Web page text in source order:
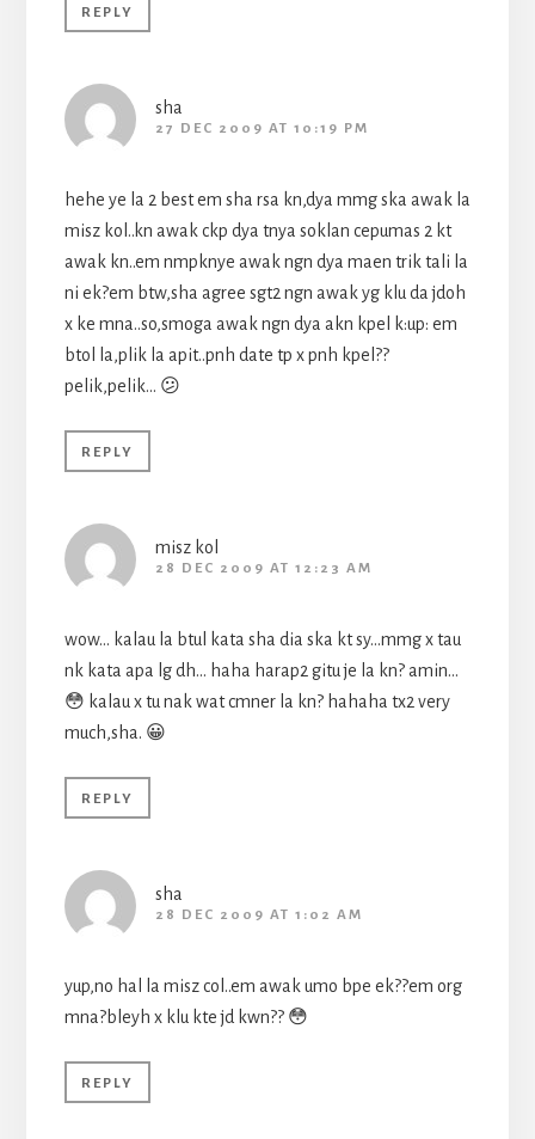
REPLY
sha
27 DEC 2009 AT 10:19 PM
hehe ye la 2 best em sha rsa kn,dya mmg ska awak la
misz kol..kn awak ckp dya tnya soklan cepumas 2 kt
awak kn..em nmpknye awak ngn dya maen trik tali la
ni ek?em btw,sha agree sgt2 ngn awak yg klu da jdoh
x ke mna..so,smoga awak ngn dya akn kpel k:up: em
btol la,plik la apit..pnh date tp x pnh kpel??
pelik,pelik… 😕
REPLY
misz kol
28 DEC 2009 AT 12:23 AM
wow… kalau la btul kata sha dia ska kt sy…mmg x tau
nk kata apa lg dh… haha harap2 gitu je la kn? amin…
😳 kalau x tu nak wat cmner la kn? hahaha tx2 very
much,sha. 😀
REPLY
sha
28 DEC 2009 AT 1:02 AM
yup,no hal la misz col..em awak umo bpe ek??em org
mna?bleyh x klu kte jd kwn?? 😳
REPLY